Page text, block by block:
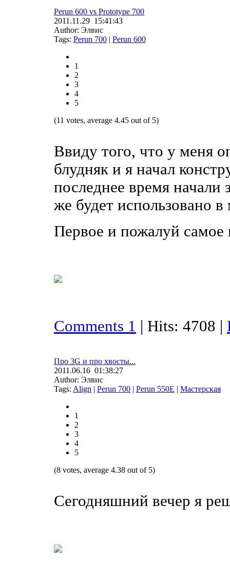
Perun 600 vs Prototype 700
2011.11.29 15:41:43
Author: Элвис
Tags: Perun 700 | Perun 600
1
2
3
4
5
(11 votes, average 4.45 out of 5)
Ввиду того, что у меня
блудняк и я начал
последнее время начали
же будет использовано
Первое и пожалуй самое
Comments 1 | Hits: 4708 |
Про 3G и про хвосты...
2011.06.16 01:38:27
Author: Элвис
Tags: Align | Perun 700 | Perun 550E | Мастерская
1
2
3
4
5
(8 votes, average 4.38 out of 5)
Сегодняшний вечер я